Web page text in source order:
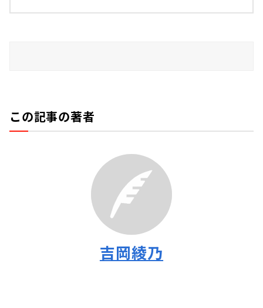
この記事の著者
吉岡綾乃